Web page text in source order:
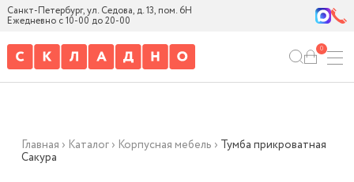
Санкт-Петербург, ул. Седова, д. 13, пом. 6Н
Ежедневно с 10-00 до 20-00
0
Главная › Каталог› Корпусная мебель › Тумба прикроватная
Сакура